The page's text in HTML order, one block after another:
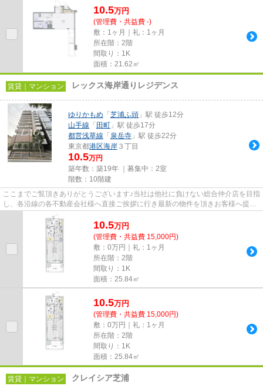
10.5万円
(管理費・共益費 -)
敷：1ヶ月｜礼：1ヶ月
所在階：2階
間取り：1K
面積：21.62㎡
賃貸｜マンション レックス海岸通りレジデンス
ゆりかもめ 「 芝浦ふ頭 」駅 徒歩12分
山手線 「 田町 」駅 徒歩17分
都営浅草線 「 泉岳寺 」駅 徒歩22分
東京都港区海岸 ３丁目
10.5万円
築年数：築19年 ｜募集中： 2室
階数：10階建
ここまでご覧頂きありがとうございます♪当社は他社に負けない総合仲介店を目指
し、各沿線の各不動産会社様へ直接ご挨拶に行き最新の物件を頂きお客様へ提供
しております！最新の情報は...
10.5万円
(管理費・共益費 15,000円)
敷：0万円｜礼：1ヶ月
所在階：2階
間取り：1K
面積：25.84㎡
10.5万円
(管理費・共益費 15,000円)
敷：0万円｜礼：1ヶ月
所在階：2階
間取り：1K
面積：25.84㎡
賃貸｜マンション クレイシア芝浦